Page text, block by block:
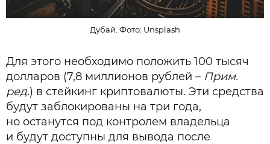
Дубай. Фото: Unsplash
Для этого необходимо положить 100 тысяч
долларов (7,8 миллионов рублей – Прим.
ред.) в стейкинг криптовалюты. Эти средства
будут заблокированы на три года,
но останутся под контролем владельца
и будут доступны для вывода после